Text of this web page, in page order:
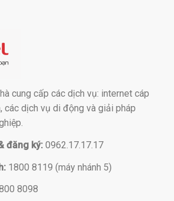
cung cấp các dịch vụ: internet cáp
các dịch vụ di động và giải pháp
đăng ký: 0962.17.17.17
1800 8119 (máy nhánh 5)
8098